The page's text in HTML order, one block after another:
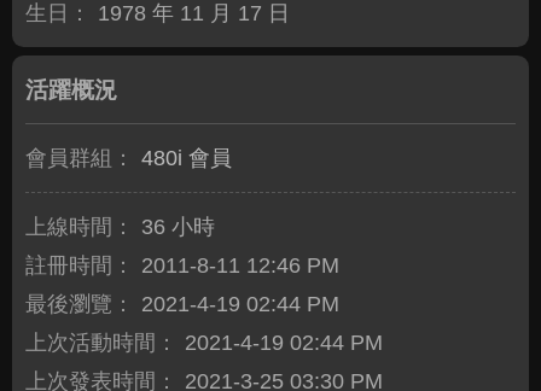
生日：
1978 年 11 月 17 日
活躍概況
會員群組： 480i 會員
上線時間：
36 小時
註冊時間：
2011-8-11 12:46 PM
最後瀏覽：
2021-4-19 02:44 PM
上次活動時間：
2021-4-19 02:44 PM
上次發表時間：
2021-3-25 03:30 PM